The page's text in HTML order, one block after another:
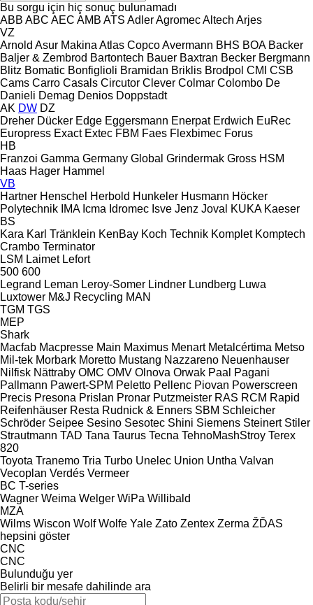
Bu sorgu için hiç sonuç bulunamadı
ABB ABC AEC AMB ATS AdlerAgromecAltech Arjes
VZ
Arnold Asur Makina Atlas CopcoAvermann BHS BOA Backer
Baljer & Zembrod Bartontech Bauer Baxtran Becker Bergmann
Blitz Bomatic Bonfiglioli Bramidan Briklis Brodpol CMI CSB
Cams Carro Casals Circutor Clever Colmar Colombo De
Danieli Demag Denios Doppstadt
AK DW DZ
Dreher Dücker Edge Eggersmann Enerpat Erdwich EuRec
Europress Exact Extec FBM Faes Flexbimec Forus
HB
Franzoi Gamma Germany Global Grindermak Gross HSM
Haas Hager Hammel
VB
Hartner Henschel Herbold Hunkeler Husmann Höcker
Polytechnik IMA Icma Idromec Isve Jenz Joval KUKA Kaeser
BS
Kara Karl Tränklein KenBay Koch Technik Komplet Komptech
Crambo Terminator
LSM Laimet Lefort
500 600
Legrand Leman Leroy-Somer Lindner Lundberg Luwa
Luxtower M&J Recycling MAN
TGM TGS
MEP
Shark
Macfab Macpresse Main Maximus Menart Metalcértima Metso
Mil-tek Morbark Moretto Mustang Nazzareno Neuenhauser
Nilfisk Nättraby OMC OMV Olnova Orwak Paal
Pagani
Pallmann Pawert-SPM Peletto Pellenc Piovan Powerscreen
Precis Presona Prislan Pronar Putzmeister RAS RCM Rapid
Reifenhäuser Resta Rudnick & Enners SBM Schleicher
Schröder Seipee Sesino Sesotec Shini Siemens Steinert Stiler
Strautmann TAD Tana Taurus Tecna TehnoMashStroy Terex
820
Toyota Tranemo Tria Turbo Unelec Union Untha Valvan
Vecoplan Verdés Vermeer
BC T-series
Wagner Weima Welger WiPa Willibald
MZA
Wilms Wiscon Wolf Wolfe Yale Zato Zentex Zerma ŽĎAS
hepsini göster
CNC
CNC
Bulunduğu yer
Belirli bir mesafe dahilinde ara